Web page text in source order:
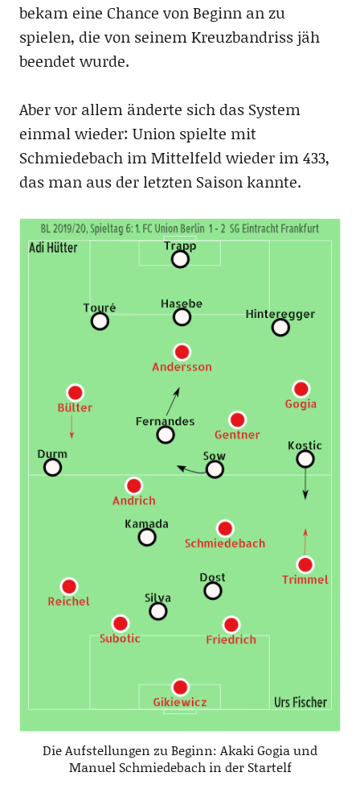
bekam eine Chance von Beginn an zu
spielen, die von seinem Kreuzbandriss jäh
beendet wurde.
Aber vor allem änderte sich das System
einmal wieder: Union spielte mit
Schmiedebach im Mittelfeld wieder im 433,
das man aus der letzten Saison kannte.
Die Aufstellungen zu Beginn: Akaki Gogia und
Manuel Schmiedebach in der Startelf